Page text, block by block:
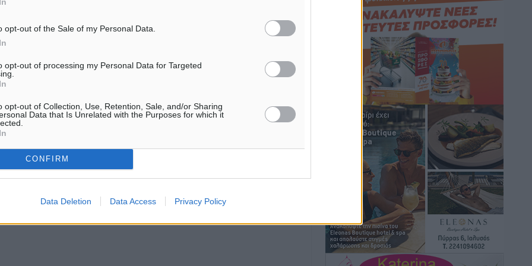
opt-out of the Sale of my Personal Data.
opt-out of processing my Personal Data for Targeted
opt-out of Collection, Use, Retention, Sale, and/or Sharing
Data that Is Unrelated with the Purposes for which it
CONFIRM
Data Deletion Data Access Privacy Policy
ΧΑΝΙΩΝ
ΘΗΣΕΑ ΗΡΑΚΛΕΙΟΥ
ΡΕΘΥΜΝΟΥ
ημερίδων
Συνεδριάζει η Δημοτική Επιτροπή
Ρόδου την Δευτέρα 10 Αυγούστου
Τοπικές Ειδήσεις• πριν 36 λεπτά
Ο Ακύλας στη Ρόδο 10 Αυγούστου στο
βοηθητικό στάδιο Διαγόρα
Πολιτιστικά• πριν 37 λεπτά
Τη χρηματοδότηση των καμένων
εκτάσεων στην Κάλυμνο, των
αναγκαίων αντιπλημμυρικών και
αντιδιαβρωτικών έργων και την άμεση
ενίσχυση αγροτών και κτηνοτρόφων
που υπέστησαν ζημιές, ζητά ο Μάνος
Κόνσολας
Τοπικές Ειδήσεις• πριν 43 λεπτά